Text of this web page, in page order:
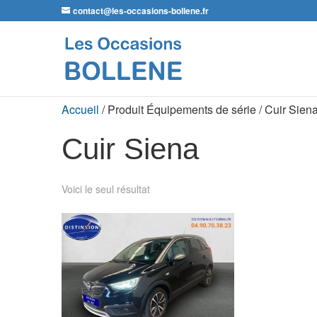
contact@les-occasions-bollene.fr
Accueil / Produit Équipements de série / Cuir
Cuir Siena
Voici le seul résultat